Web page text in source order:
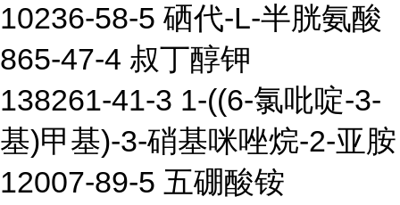
10236-58-5 硒代-L-半胱氨酸
865-47-4 叔丁醇钾
138261-41-3 1-((6-氯吡啶-3-
基)甲基)-3-硝基咪唑烷-2-亚胺
12007-89-5 五硼酸铵